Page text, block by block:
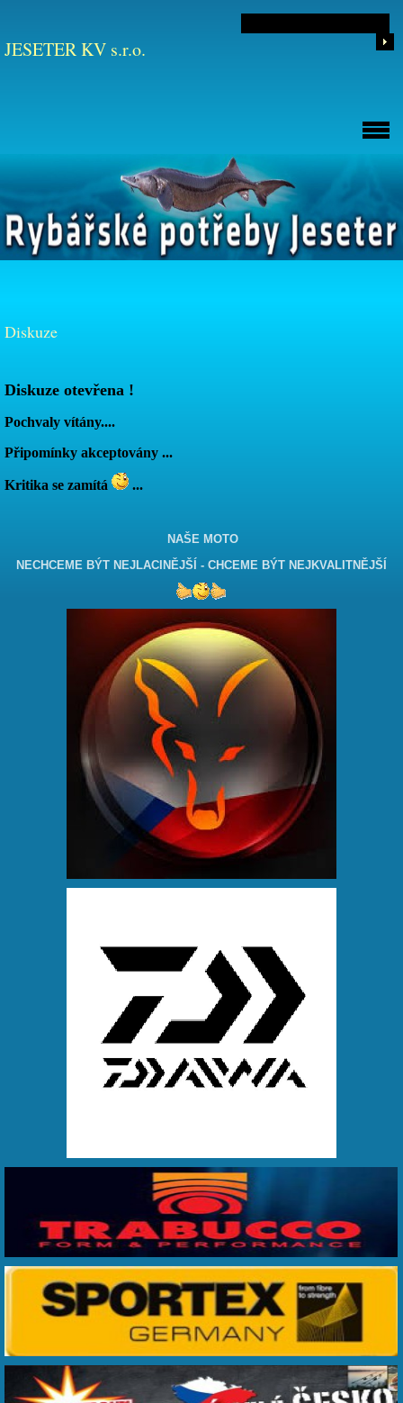
JESETER KV s.r.o.
Diskuze
Diskuze otevřena !
Pochvaly vítány....
Připomínky akceptovány ...
Kritika se zamítá ...
NAŠE MOTO
NECHCEME BÝT NEJLACINĚJŠÍ - CHCEME BÝT NEJKVALITNĚJŠÍ